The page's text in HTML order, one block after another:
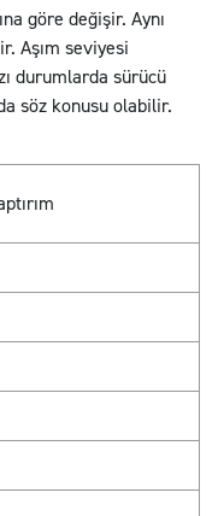
göre değişir. Aynı
Aşım seviyesi
durumlarda sürücü
söz konusu olabilir.